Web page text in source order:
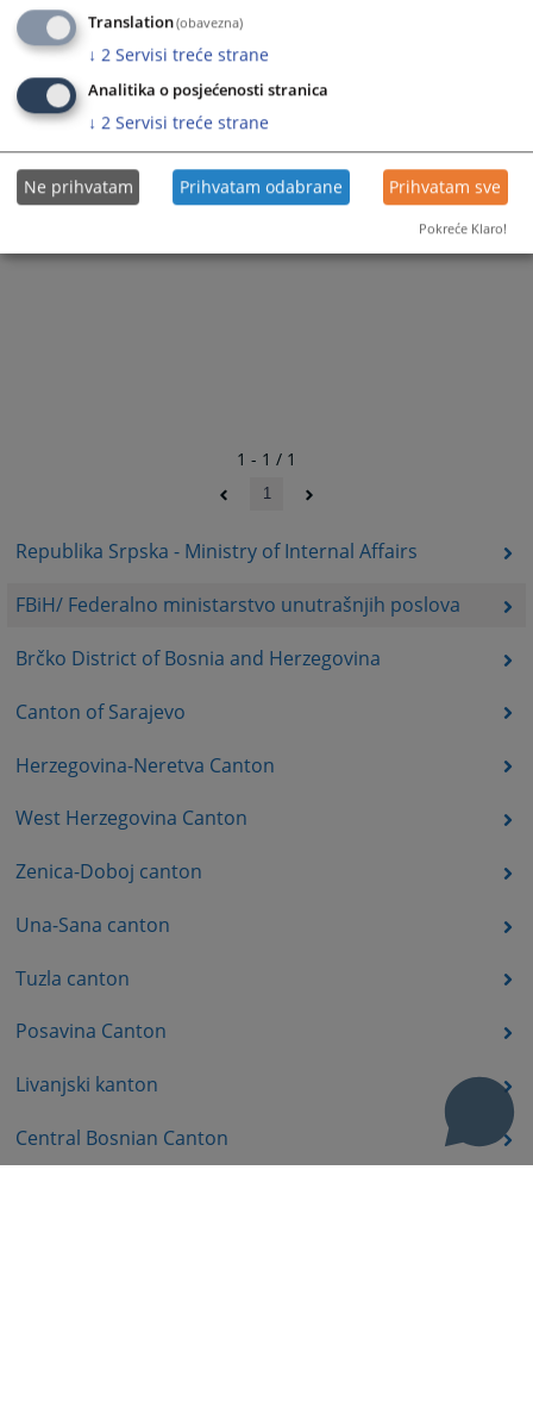
Republika Srpska - Ministry of Internal Affairs
FBiH/ Federalno ministarstvo unutrašnjih poslova
Brčko District of Bosnia and Herzegovina
Canton of Sarajevo
Herzegovina-Neretva Canton
West Herzegovina Canton
Zenica-Doboj canton
Una-Sana canton
Tuzla canton
Posavina Canton
Livanjski kanton
Central Bosnian Canton
1 - 1 / 1
1
Translation(obavezna)
↓ 2 Servisi treće strane
Analitika o posjećenosti stranica
↓ 2 Servisi treće strane
Ne prihvatam Prihvatam odabrane Prihvatam sve
Pokreće Klaro!